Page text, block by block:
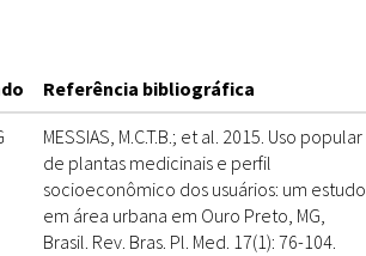
Referência bibliográfica
MESSIAS, M.C.T.B.; et al. 2015. Uso popular
de plantas medicinais e perfil
socioeconômico dos usuários: um estudo
em área urbana em Ouro Preto, MG,
Brasil. Rev. Bras. Pl. Med. 17(1): 76-104.